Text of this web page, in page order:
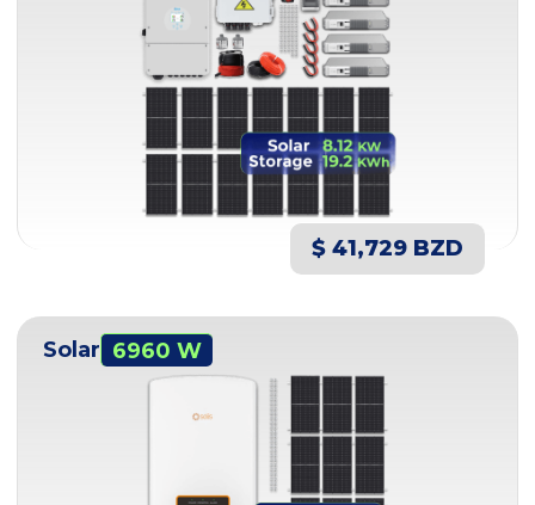
$ 41,729 BZD
Solar 6960 W